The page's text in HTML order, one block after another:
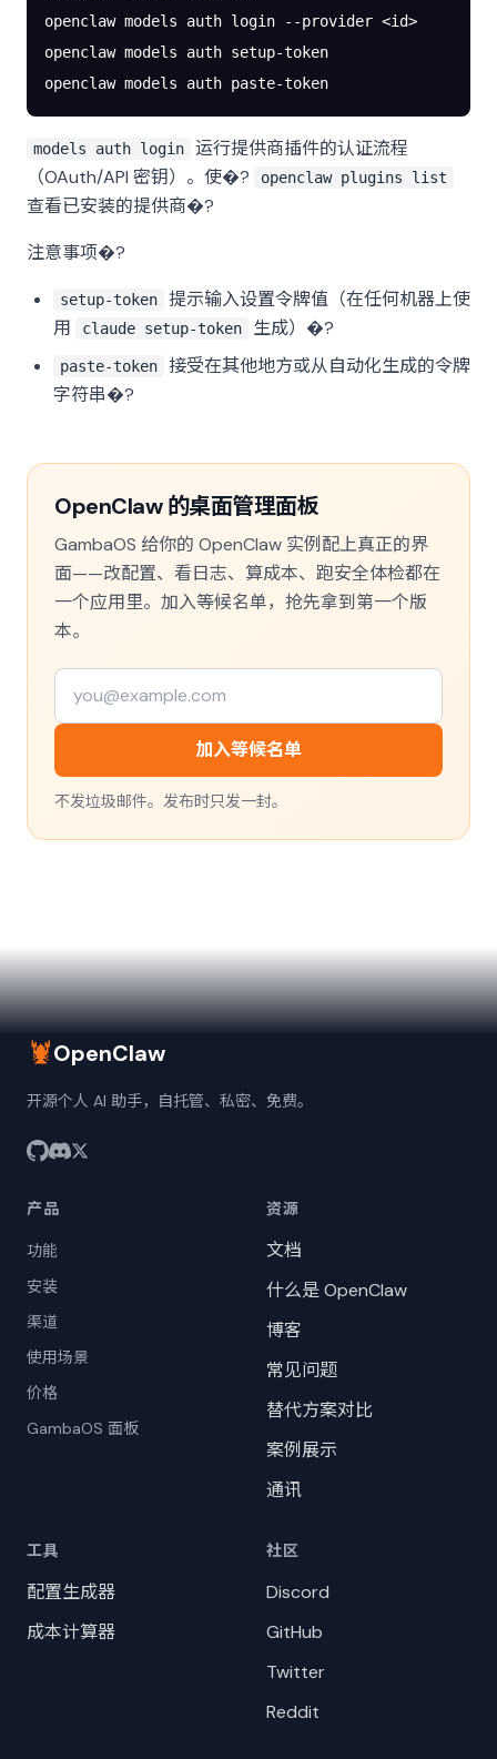
openclaw models auth login --provider <i d>
openclaw models auth setup-token
openclaw models auth paste-token
models auth login
运行提供商插件的认证流程
（OAuth/API 密钥）。使�?
openclaw plugins list
查看已安装的提供商�?
注意事项�?
setup-token
提示输入设置令牌值（在任何机器上使
用
claude setup-token 生成）�?
paste-token
接受在其他地方或从自动化生成的令牌
字符串�?
OpenClaw 的桌面管理面板
GambaOS 给你的 OpenClaw 实例配上真正的界
面——改配置、看日志、算成本、跑安全体检都在
一个应用里。加入等候名单，抢先拿到第一个版
本。
加入等候名单
不发垃圾邮件。发布时只发一封。
🦞OpenClaw
开源个人 AI 助手，自托管、私密、免费。
产品
功能
安装
渠道
使用场景
价格
GambaOS 面板
资源
文档
什么是 OpenClaw
博客
常见问题
替代方案对比
案例展示
通讯
工具
配置生成器
成本计算器
社区
Discord
GitHub
Twitter
Reddit